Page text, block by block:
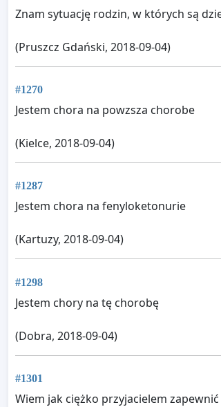
Znam sytuację rodzin, w których są
(Pruszcz Gdański, 2018-09-04)
#1270
Jestem chora na powzsza chorobe
(Kielce, 2018-09-04)
#1287
Jestem chora na fenyloketonurie
(Kartuzy, 2018-09-04)
#1298
Jestem chory na tę chorobę
(Dobra, 2018-09-04)
#1301
Wiem jak ciężko przyjacielem